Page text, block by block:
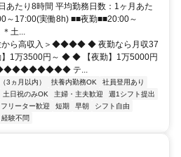
あたり8時間 平均勤務日数：1ヶ月あた
～17:00(実働8h) ■■夜勤■■20:00～
土...
ら高収入＞◆◆◆◆ ◆ 夜勤なら月収37
1万3500円～ ◆ ◆ 【夜勤】1万5000円
テ...
3ヵ月以内） 扶養内勤務OK
社員登用あり
土日祝のみOK 主婦・主夫歓迎
週1シフト提出
フリーター歓迎 短期 早朝
シフト自由
経験不問